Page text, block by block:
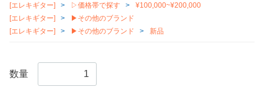
[エレキギター]
▷価格帯で探す
¥100,000~¥200,000
[エレキギター]
▶その他のブランド
[エレキギター]
▶その他のブランド 新品
数量